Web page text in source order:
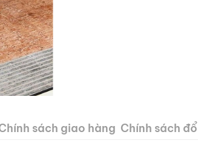
sách giao hàng Chính sách